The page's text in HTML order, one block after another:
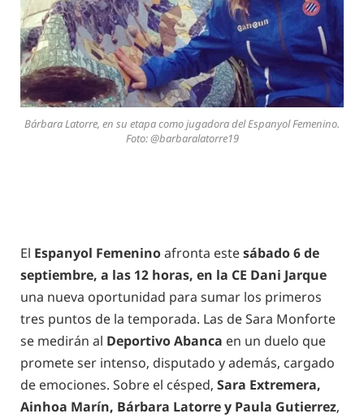
Bárbara Latorre, en su etapa como jugadora del Espanyol Femenino.
Foto: @barbaralatorre19
El Espanyol Femeninoafronta estesábado 6 de
septiembre, a las 12 horas, en la CE Dani Jarque
una nueva oportunidad para sumar los primeros
tres puntos de la temporada. Las de Sara Monforte
se medirán al Deportivo Abanca en un duelo que
promete ser intenso, disputado y además, cargado
de emociones. Sobre el césped, Sara Extremera,
Ainhoa Marín, Bárbara Latorre y Paula Gutierrez,